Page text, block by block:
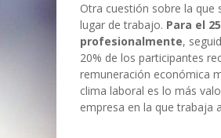
Otra cuestión sobre la que
lugar de trabajo. Para el
profesionalmente,
20% de los participantes
remuneración económica
clima laboral es lo más
empresa en la que trabaja